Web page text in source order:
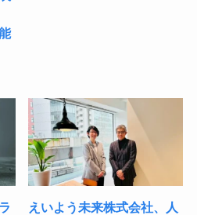
えいよう未来株式会社、人